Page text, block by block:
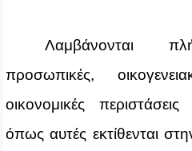
Λαμβάνονται
προσωπικές,
οικονομικές
όπως αυτές εκτίθενται